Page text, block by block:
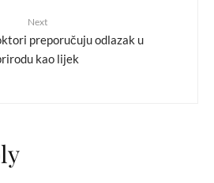
Next
preporučuju odlazak u
kao lijek